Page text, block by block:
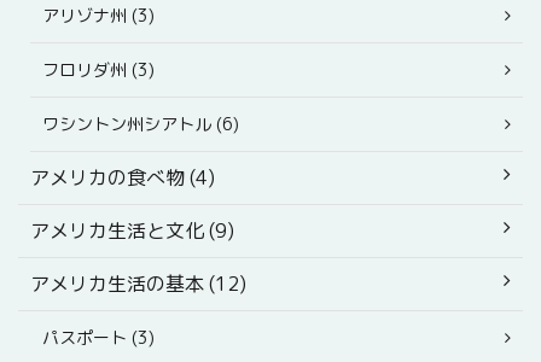
アリゾナ州 (3)
フロリダ州 (3)
ワシントン州シアトル (6)
アメリカの食べ物 (4)
アメリカ生活と文化 (9)
アメリカ生活の基本 (12)
パスポート (3)